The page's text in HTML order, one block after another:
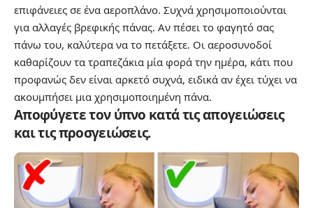
επιφάνειες σε ένα αεροπλάνο. Συχνά χρησιμοποιούνται
για αλλαγές βρεφικής πάνας. Αν πέσει το φαγητό σας
πάνω του, καλύτερα να το πετάξετε. Οι αεροσυνοδοί
καθαρίζουν τα τραπεζάκια μία φορά την ημέρα, κάτι που
προφανώς δεν είναι αρκετό συχνά, ειδικά αν έχει τύχει να
ακουμπήσει μια χρησιμοποιημένη πάνα.
Αποφύγετε τον ύπνο κατά τις απογειώσεις
και τις προσγειώσεις.